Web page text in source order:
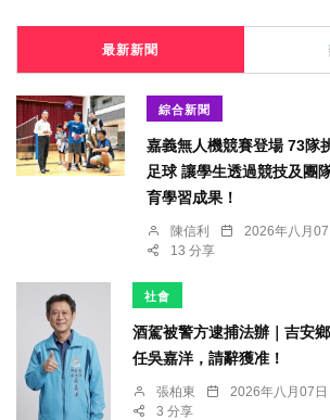
最新新聞
綜合新聞
嘉義無人機競賽登場 73隊
足球 讓學生透過競技及團
育學習成果！
陳信利 2026年八月07
13 分享
社會
酒駕被警方逮捕法辦｜吉安
任吳嘉洋，請辭獲准！
張柏東 2026年八月07日
3 分享